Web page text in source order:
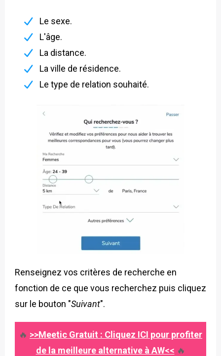
Le sexe.
L'âge.
La distance.
La ville de résidence.
Le type de relation souhaité.
Renseignez vos critères de recherche en
fonction de ce que vous recherchez puis cliquez
sur le bouton "Suivant".
🔥 >>Meetic Gratuit : Cliquez ICI pour profiter
de la meilleure alternative à AW<< 🔥